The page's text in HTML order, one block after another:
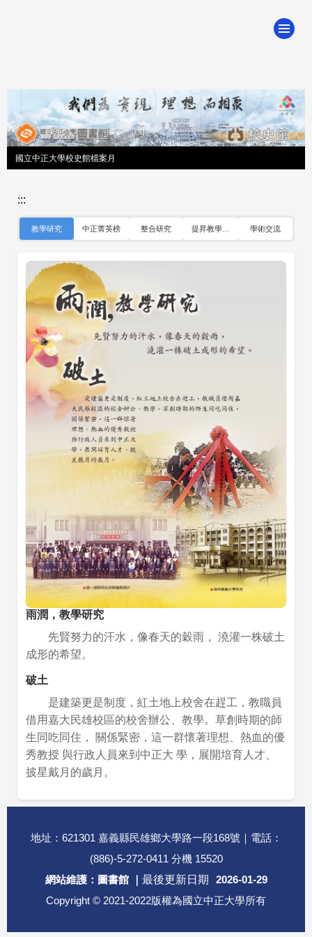
區
國立中正大學校史館檔案月
:::
教學研究，目前選取的頁籤
中正菁英榜，將開啟新視窗
整合研究 提昇教學卓越 學術交流
雨潤，教學研究
先賢努力的汗水，像春天的穀雨， 澆灌一株破土
成形的希望。
破土
是建築更是制度，紅土地上校舍在趕工，教職員
借用嘉大民雄校區的校舍辦公、教學。草創時期的師
生同吃同住， 關係緊密，這一群懷著理想、熱血的優
秀教授 與行政人員來到中正大 學，展開培育人才、
披星戴月的歲月。
地址：621301 嘉義縣民雄鄉大學路一段168號｜電話：
(886)-5-272-0411 分機 15520
網站維護：圖書館 ｜ 最後更新日期
2026-01-29
Copyright © 2021-2022版權為國立中正大學所有